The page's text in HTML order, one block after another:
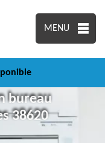
MENU
bureau
38620